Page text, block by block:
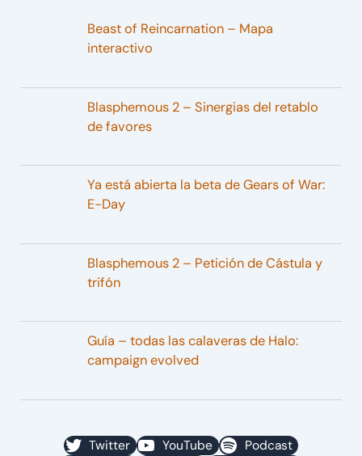
Beast of Reincarnation – Mapa
interactivo
Blasphemous 2 – Sinergias del retablo
de favores
Ya está abierta la beta de Gears of War:
E-Day
Blasphemous 2 – Petición de Cástula y
trifón
Guía – todas las calaveras de Halo:
campaign evolved
Twitter YouTube
Podcast